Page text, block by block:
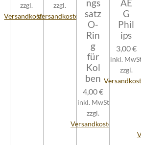
zzgl.
Versandkosten
zzgl.
Versandkosten
ngs
satz
O-
Rin
g
für
Kol
ben
4,00 €
inkl. MwSt
zzgl.
Versandkosten
AE
G
Phil
ips
3,00 €
inkl.
zzgl.